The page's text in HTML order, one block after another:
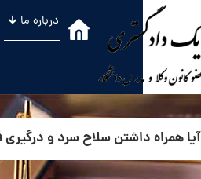
درباره ما 🡳.
آیا همراه داشتن سلاح سرد و